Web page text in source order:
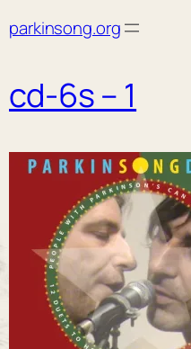
toparkinsong.org
cd-6s – 1